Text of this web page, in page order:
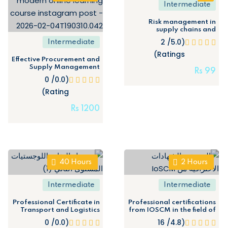
Intermediate
Risk management in
supply chains and
procurement: “Ensuring
continuity and minimizing
losses during times of
(5.0/ 2
Ratings)
99
Rs
Intermediate
Effective Procurement and
Supply Management
(Training course with
certification from the
General Organization for
Technical and Vocational
Training)
(0.0/ 0
Rating)
1200
Rs
2 Hours
Intermediate
Professional certifications
from IOSCM in the field of
supply chain and
procurement
(4.8/ 16
40 Hours
Intermediate
Professional Certificate in
Transport and Logistics
(Level Two) –
(0.0/ 0